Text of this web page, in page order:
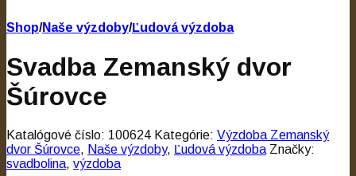
Shop/Naše výzdoby/Ľudová výzdoba
Svadba Zemanský dvor
Šúrovce
Katalógové číslo: 100624 Kategórie: Výzdoba Zemanský
dvor Šúrovce, Naše výzdoby, Ľudová výzdoba Značky:
svadbolina, výzdoba